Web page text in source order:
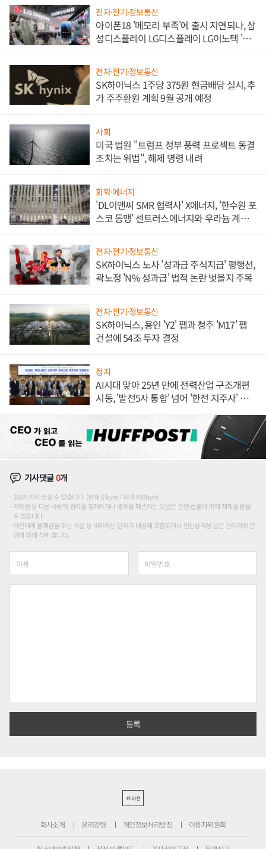
전자·전기·정보통신
아이폰18 '메모리 부족'에 출시 지연되나, 삼
성디스플레이 LG디스플레이 LG이노텍 '탈
전자·전기·정보통신
SK하이닉스 1주당 375원 현금배당 실시, 추
가 주주환원 계획 9월 공개 예정
사회
미국 법원 "트럼프 정부 풍력 프로젝트 동결
조치는 위법", 해제 명령 내려
화학·에너지
'DL이앤씨 SMR 협력사' X에너지, '한수원 포
스코 동맹' 센트러스에너지와 우라늄 계약
전자·전기·정보통신
SK하이닉스 노사 '성과급 주식지급' 평행선,
곽노정 'N% 성과급' 법적 논란 벗을지 주목
전자·전기·정보통신
SK하이닉스, 용인 'Y2' 팹과 청주 'M17' 팹
건설에 54조 투자 결정
정치
AI시대 맞아 25년 만에 전력산업 구조개편
시동, '발전5사 통합' 넘어 '한전 지주사' 재편
기사댓글0개
200자까지 쓰실 수 있습니다. (현재 0 byte / 최대 400byte)
저작권 등 다른 사람의 권리를 침해하거나 명예를 훼손하는 댓글은 관련 법률에 의해 제재를 받을
수 있습니다.
타인에게 불쾌감을 주는 욕설 등 비하하는 단어가 내용에 포함되거나 인신공격성 글은 관리자의 판
단에 의해 삭제 합니다.
PC버전
회사소개 윤리강령 개인정보처리방침 이용자위원회